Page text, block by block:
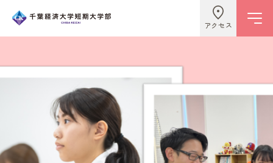
アクセス
学校情報
ビジネスライフ学科